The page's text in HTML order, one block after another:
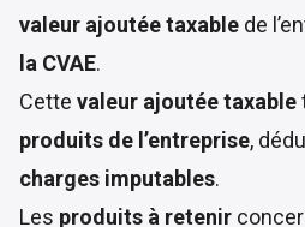
valeur ajoutée taxable de
la CVAE.
Cette valeur ajoutée taxable
produits de l’entreprise,
charges imputables.
Les produits à retenir